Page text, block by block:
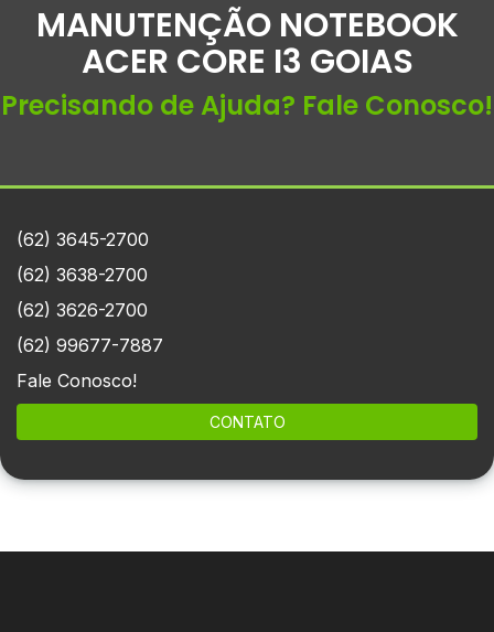
MANUTENÇÃO NOTEBOOK
ACER CORE I3 GOIAS
Precisando de Ajuda? Fale Conosco!
(62) 3645-2700
(62) 3638-2700
(62) 3626-2700
(62) 99677-7887
Fale Conosco!
CONTATO